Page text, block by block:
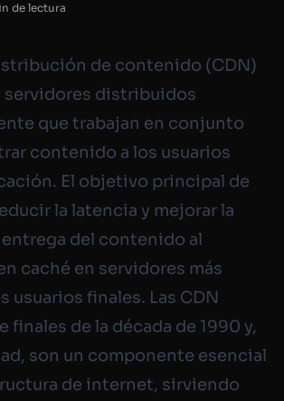
de lectura
de contenido (CDN)
servidores distribuidos
que trabajan en conjunto
contenido a los usuarios
El objetivo principal de
la latencia y mejorar la
del contenido al
caché en servidores más
usuarios finales. Las CDN
finales de la década de 1990 y,
son un componente esencial
de internet, sirviendo